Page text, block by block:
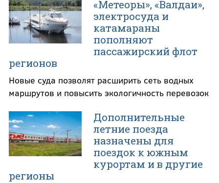
«Метеоры», «Валдаи»,
электросуда и
катамараны
пополняют
пассажирский флот
регионов
Новые суда позволят расширить сеть водных
маршрутов и повысить экологичность перевозок
Дополнительные
летние поезда
назначены для
поездок к южным
курортам и в другие
регионы